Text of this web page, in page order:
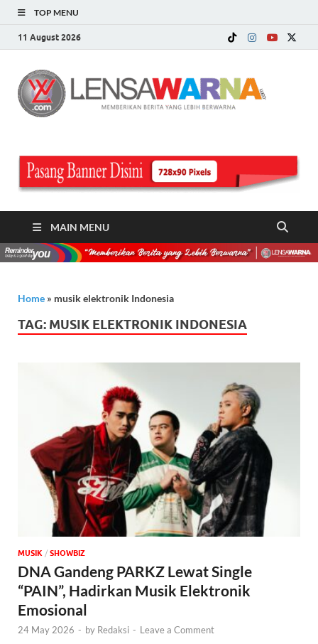
TOP MENU
11 August 2026
MAIN MENU
Home » musik elektronik Indonesia
TAG: MUSIK ELEKTRONIK INDONESIA
MUSIK / ‎SHOWBIZ
DNA Gandeng PARKZ Lewat Single
“PAIN”, Hadirkan Musik Elektronik
Emosional
24 May 2026 - by Redaksi - Leave a Comment